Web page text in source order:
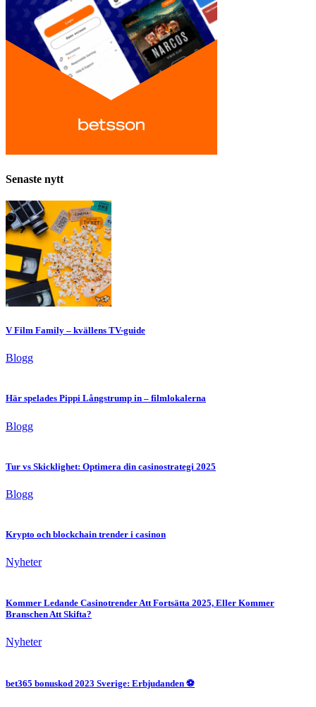
Senaste nytt
V Film Family – kvällens TV-guide
Blogg
Här spelades Pippi Långstrump in – filmlokalerna
Blogg
Tur vs Skicklighet: Optimera din casinostrategi 2025
Blogg
Krypto och blockchain trender i casinon
Nyheter
Kommer Ledande Casinotrender Att Fortsätta 2025, Eller Kommer
Branschen Att Skifta?
Nyheter
bet365 bonuskod 2023 Sverige: Erbjudanden ⚽